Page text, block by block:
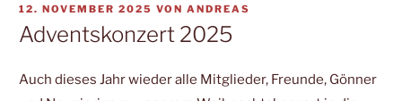
VERÖFFENTLICHT
AM
12. NOVEMBER 2025 VONANDREAS
Adventskonzert 2025
Auch dieses Jahr wieder alle Mitglieder, Freunde, Gönner